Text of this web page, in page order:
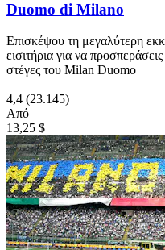
Duomo di Milano
Επισκέψου τη μεγαλύτερη
εισιτήρια για να
στέγες του Milan Duomo
4,4 (23.145)
Από
13,25 $